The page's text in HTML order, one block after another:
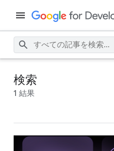
検索
1 結果